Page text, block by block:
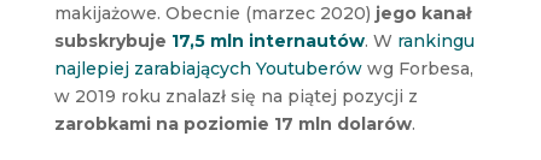
makijażowe. Obecnie (marzec 2020) jego kanał
subskrybuje 17,5 mln internautów. W rankingu
najlepiej zarabiających Youtuberówwg Forbesa,
w 2019 roku znalazł się na piątej pozycji z
zarobkami na poziomie 17 mln dolarów.